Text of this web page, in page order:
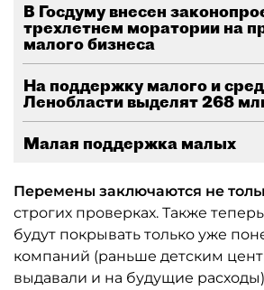
В Госдуму внесен
трехлетнем моратории на
малого бизнеса
На поддержку малого и
Ленобласти выделят 268
Малая поддержка малых
Перемены заключаются не
строгих проверках. Также
будут покрывать только уже
компаний (раньше детским
выдавали и на будущие